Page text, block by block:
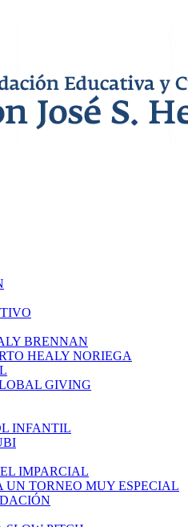
BRENNAN
HEALY NORIEGA
GIVING
INFANTIL
IMPARCIAL
UN TORNEO MUY ESPECIAL